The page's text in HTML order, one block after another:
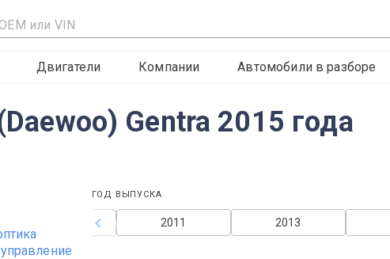
Двигатели Компании Автомобили в разборе
Gentra 2015 года
ГОД ВЫПУСКА
2013
2011